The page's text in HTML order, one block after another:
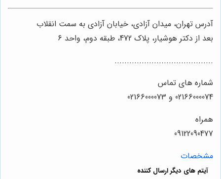
آدرس تهران، میدان آزادی، خیابان آزادی به سمت انقلاب
بعد از دکتر هوشیار، پلاک 472، طبقه دوم، واحد 6
........................................
شماره های تماس
02166000074 و 02166000073
همراه
09122090477
مشخصات